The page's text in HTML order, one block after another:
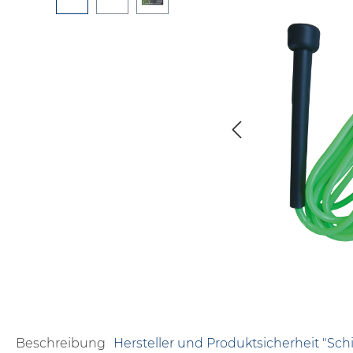
Beschreibung Hersteller und Produktsicherheit